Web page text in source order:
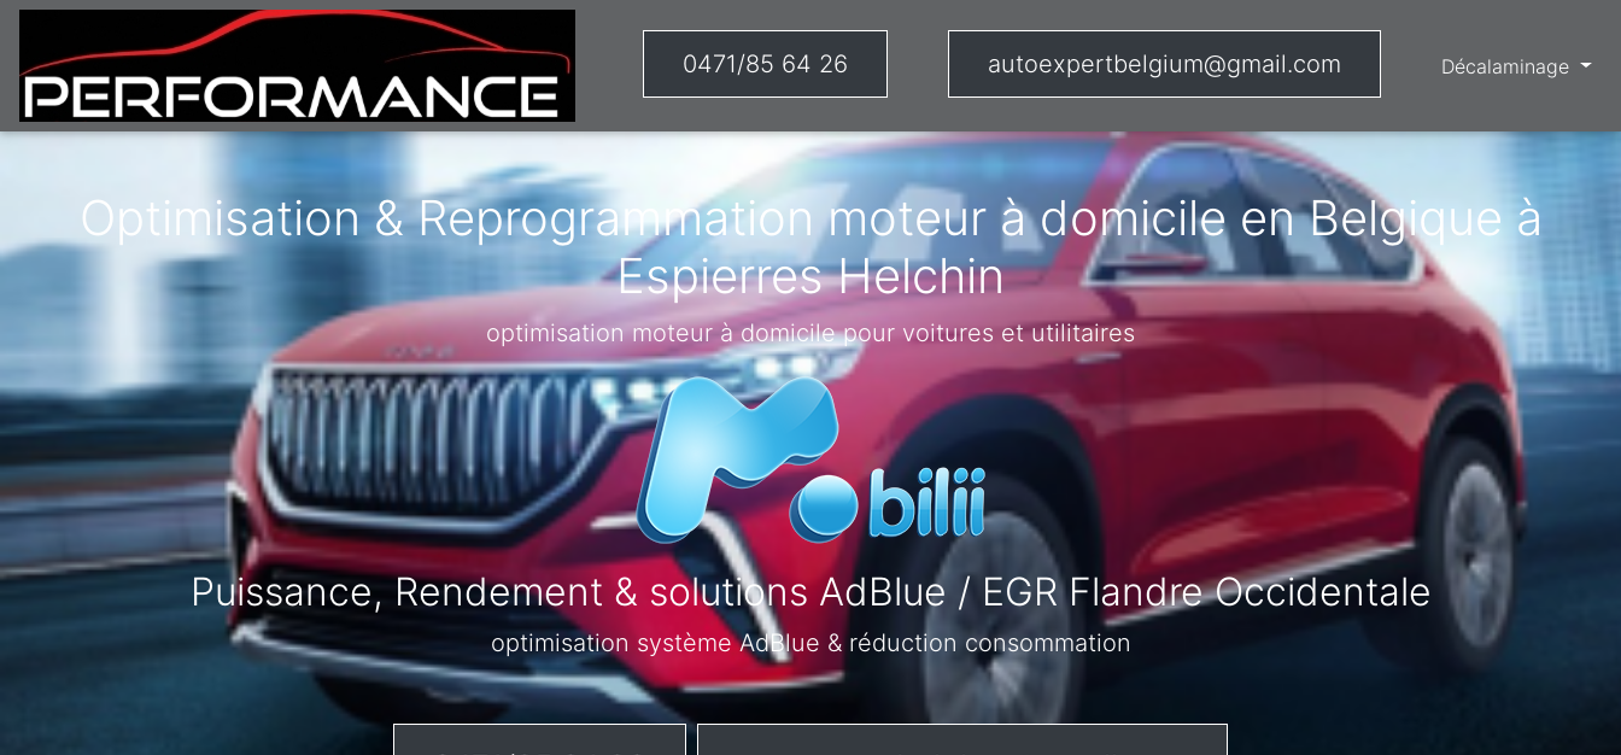
0471/85 64 26 autoexpertbelgium@gmail.com Décalaminage
Optimisation & Reprogrammation moteur à domicile en Belgique à
Espierres Helchin
optimisation moteur à domicile pour voitures et utilitaires
Puissance, Rendement & solutions AdBlue / EGR Flandre Occidentale
optimisation système AdBlue & réduction consommation